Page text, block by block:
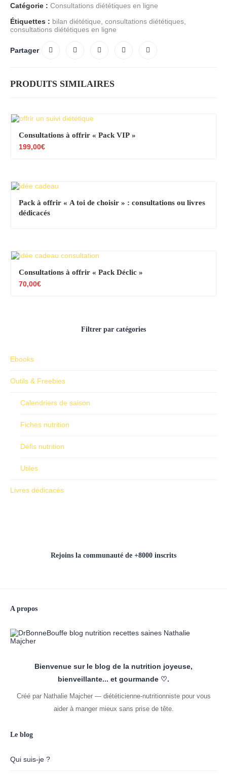
Catégorie : Consultations diététiques en ligne
Étiquettes : bilan diététique consultations diététiques
consultations diététiques en ligne
Partager
PRODUITS SIMILAIRES
Consultations à offrir « Pack VIP »
199,00€
Pack à offrir « A toi de choisir » : consultations ou livres
dédicacés
Consultations à offrir « Pack Déclic »
70,00€
Filtrer par catégories
Ebooks
Outils & Freebies
Calendriers de saison
Fiches nutrition
Défis nutrition
Utiles
Livres dédicacés
Rejoins la communauté de +8000 inscrits
A propos
Bienvenue sur le blog de la nutrition joyeuse,
bienveillante... et gourmande ♡.
Créé par Nathalie Majcher — diététicienne-nutritionniste pour vous
aider à manger mieux sans prise de tête.
Le blog
Qui suis-je ?